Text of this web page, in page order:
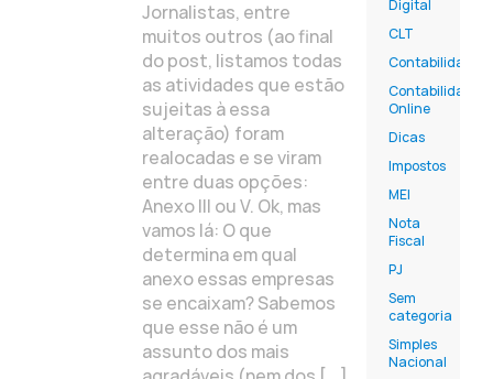
Jornalistas, entre
muitos outros (ao final
do post, listamos todas
as atividades que estão
sujeitas à essa
alteração) foram
realocadas e se viram
entre duas opções:
Anexo III ou V. Ok, mas
vamos lá: O que
determina em qual
anexo essas empresas
se encaixam? Sabemos
que esse não é um
assunto dos mais
Digital
CLT
Contabilidade
Contabilidade
Online
Dicas
Impostos
MEI
Nota
Fiscal
PJ
Sem
categoria
Simples
Nacional